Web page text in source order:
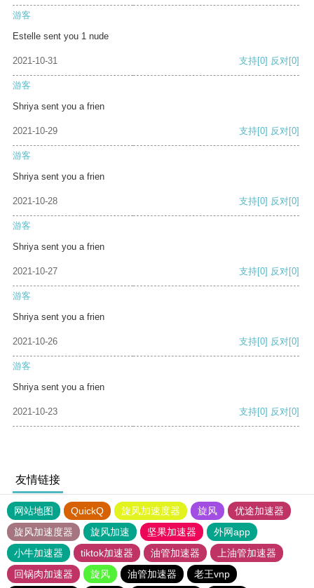
游客
Estelle sent you 1 nude
2021-10-31 支持[0] 反对[0]
游客
Shriya sent you a frien
2021-10-29 支持[0] 反对[0]
游客
Shriya sent you a frien
2021-10-28 支持[0] 反对[0]
游客
Shriya sent you a frien
2021-10-27 支持[0] 反对[0]
游客
Shriya sent you a frien
2021-10-26 支持[0] 反对[0]
游客
Shriya sent you a frien
2021-10-23 支持[0] 反对[0]
友情链接
网站地图 QuickQ 旋风加速度器 旋风
优途加速器
旋风加速度器
旋风加速 坚果加速器
外网app
小牛加速器
tiktok加速器 油管加速器
上油管加速器
回锅肉加速器
旋风 油管加速器 老王vnp